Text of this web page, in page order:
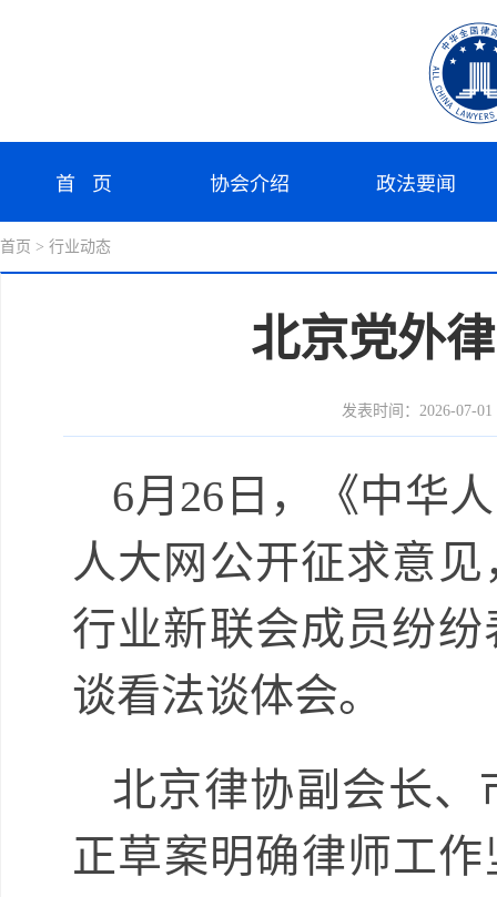
首 页 协会介绍 政法要闻
首页 > 行业动态
北京党外
发表时间：2026-07-01
6月26日，《中华
人大网公开征求意
行业新联会成员纷
谈看法谈体会。
北京律协副会长
正草案明确律师工